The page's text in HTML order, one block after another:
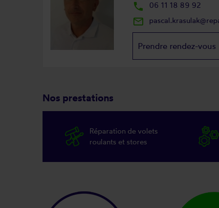
local_phone 06 11 18 89 92
mail_outline
Prendre rendez-vous
Nos prestations
Réparation de volets
roulants et stores